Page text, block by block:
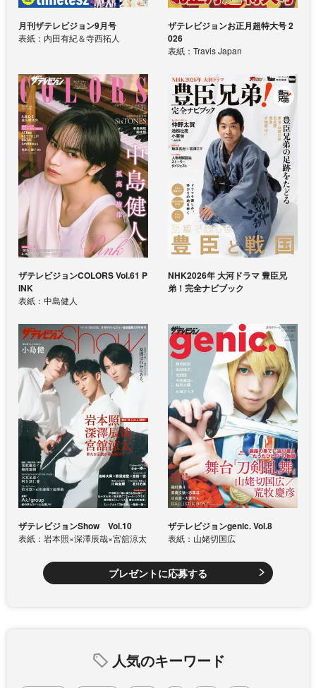
月刊ザテレビジョン9月号
表紙：内田有紀＆寺西拓人
ザテレビジョンお正月超特大号 2
026
表紙：Travis Japan
ザテレビジョンCOLORS Vol.61 P
INK
表紙：中島健人
NHK2026年 大河ドラマ 豊臣兄
弟！完全ナビブック
ザテレビジョンShow Vol.10
表紙：岩本照×深澤辰哉×宮舘涼太
ザテレビジョンgenic. Vol.8
表紙：山姥切国広
プレゼントに応募する
人気のキーワード